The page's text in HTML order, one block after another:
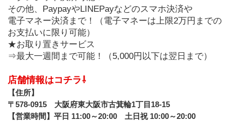
その他、PaypayやLINEPayなどのスマホ決済や
電子マネー決済まで！（電子マネーは上限2万円までの
お支払いに限り可能）
★お取り置きサービス
⇒最大一週間まで可能！（5,000円以下は翌日まで）
店舗情報はコチラ⇩
【住所】
〒578-0915　大阪府東大阪市古箕輪1丁目18-15
【営業時間】平日 11:00～20:00　土日祝 10:00～20:00